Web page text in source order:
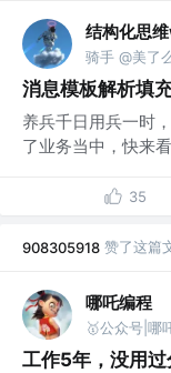
结构化思
骑手 @美了
消息模板解析填
养兵千日用兵一时
了业务当中，快来
35
908305918 赞了这篇
哪吒编程
工作5年，没用过